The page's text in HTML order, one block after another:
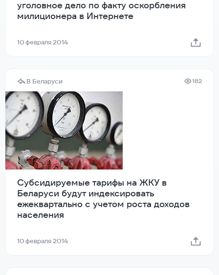
уголовное дело по факту оскорбления
милиционера в Интернете
10 февраля 2014
В Беларуси 182
Субсидируемые тарифы на ЖКУ в
Беларуси будут индексировать
ежеквартально с учетом роста доходов
населения
10 февраля 2014